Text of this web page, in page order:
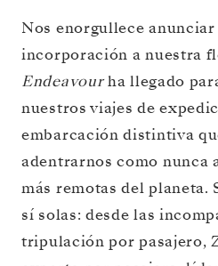
Nos enorgullece
incorporación a nuestra
Endeavourha llegado
nuestros viajes de
embarcación distintiva
adentrarnos como nunca
más remotas del planeta.
sí solas: desde las
tripulación por pasajero,